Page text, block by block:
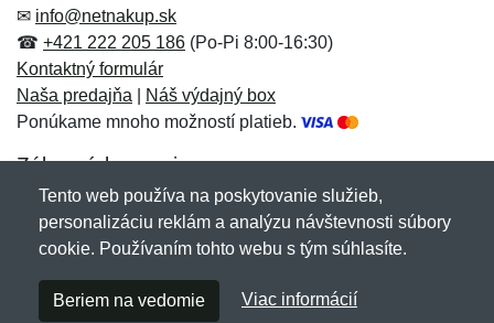
Meno:*
E-mail:
Správa*
E-mail:*
Správa*
✉ info@netnakup.sk
☎ +421 222 205 186 (Po-Pi 8:00-16:30)
Kontaktný formulár
Naša predajňa
Náš výdajný box
Ponúkame mnoho možností platieb.
Zákaznícky servis
Novinky emailom
Copyright © 2007-2026 (19 rokov s vami)Netnakup.sk
Tento web používa na poskytovanie služieb,
personalizáciu reklám a analýzu návštevnosti súbory
cookie. Používaním tohto webu s tým súhlasíte.
Beriem na vedomie Viac informácií